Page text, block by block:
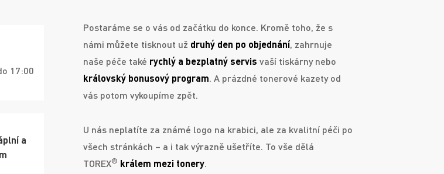
17:00
a
Postaráme se o vás od začátku do konce. Kromě toho, že s
námi můžete tisknout už druhý den po objednání, zahrnuje
naše péče také rychlý a bezplatný servis vaší tiskárny nebo
královský bonusový program. A prázdné tonerové kazety od
vás potom vykoupíme zpět.
U nás neplatíte za známé logo na krabici, ale za kvalitní péči po
všech stránkách – a i tak výrazně ušetříte. To vše dělá
TOREX® králem mezi tonery.